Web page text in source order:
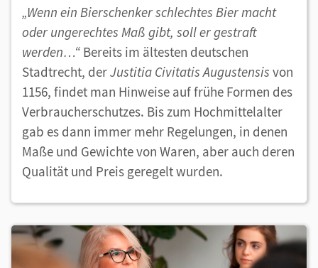
„Wenn ein Bierschenker schlechtes Bier macht
oder ungerechtes Maß gibt, soll er gestraft
werden…“ Bereits im ältesten deutschen
Stadtrecht, derJustitia Civitatis Augustensis von
1156, findet man Hinweise auf frühe Formen des
Verbraucherschutzes. Bis zum Hochmittelalter
gab es dann immer mehr Regelungen, in denen
Maße und Gewichte von Waren, aber auch deren
Qualität und Preis geregelt wurden.